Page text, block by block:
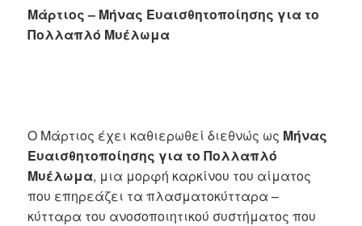
Μάρτιος – Μήνας Ευαισθητοποίησης για το
Πολλαπλό Μυέλωμα
Ο Μάρτιος έχει καθιερωθεί διεθνώς ως Μήνας
Ευαισθητοποίησης για τοΠολλαπλό
Μυέλωμα, μια μορφή καρκίνου του αίματος
που επηρεάζει τα πλασματοκύτταρα –
κύτταρα του ανοσοποιητικού συστήματος που